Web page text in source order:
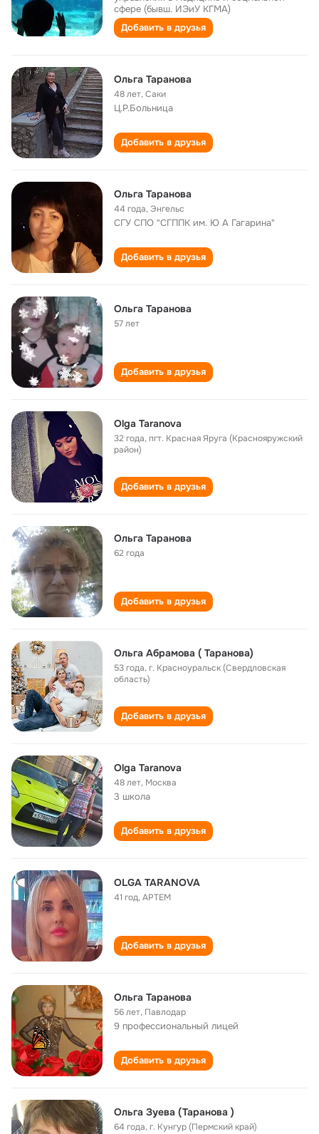
сфере (бывш. ИЭиУ КГМА)
Добавить в друзья
Ольга Таранова
48 лет,Саки
Ц.Р.Больница
Добавить в друзья
Ольга Таранова
44 года, Энгельс
СГУ СПO "СГППК им. Ю А Гагарина"
Добавить в друзья
Ольга Таранова
57 лет
Добавить в друзья
Olga Taranova
32 года,пгт. Красная Яруга (Краснояружский
район)
Добавить в друзья
Ольга Таранова
62 года
Добавить в друзья
Ольга Абрамова ( Таранова)
53 года,г. Красноуральск (Свердловская
область)
Добавить в друзья
Olga Taranova
48 лет, Москва
3 школа
Добавить в друзья
OLGA TARANOVA
41 год,АРТЕМ
Добавить в друзья
Ольга Таранова
56 лет, Павлодар
9 профессиональный лицей
Добавить в друзья
Ольга Зуева (Таранова )
64 года,г. Кунгур (Пермский край)